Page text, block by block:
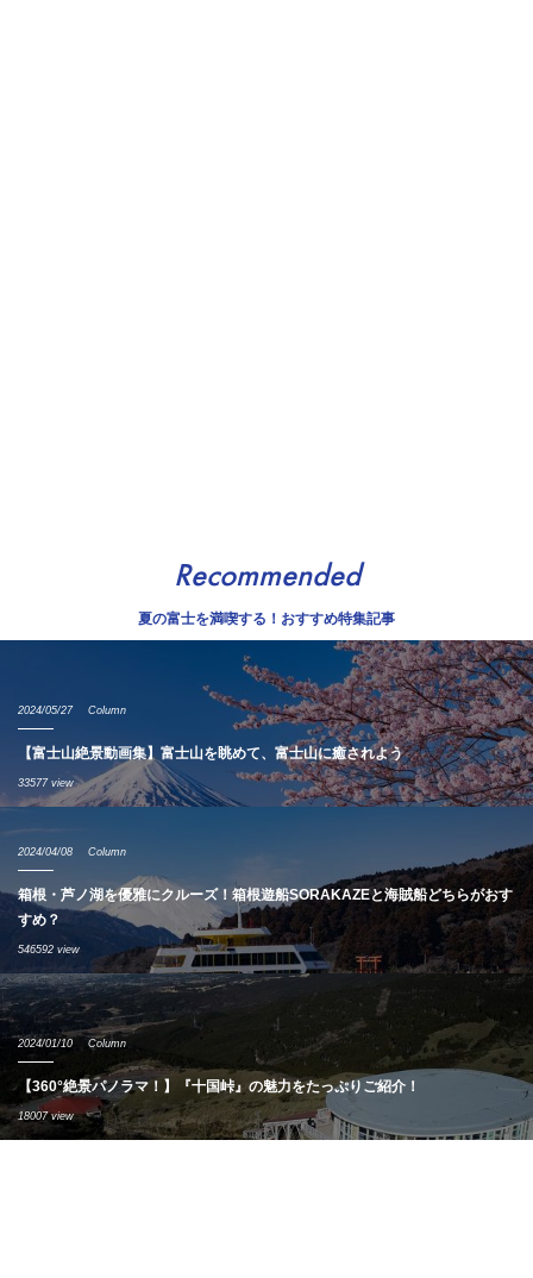
Recommended
夏の富士を満喫する！おすすめ特集記事
2024/05/27 Column
【富士山絶景動画集】富士山を眺めて、富士山に癒されよう
33577 view
2024/04/08 Column
箱根・芦ノ湖を優雅にクルーズ！箱根遊船SORAKAZEと海賊船どちらがおす
すめ？
546592 view
2024/01/10 Column
【360°絶景パノラマ！】『十国峠』の魅力をたっぷりご紹介！
18007 view